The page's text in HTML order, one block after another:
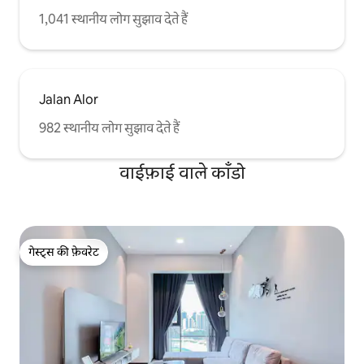
1,041 स्थानीय लोग सुझाव देते हैं
Jalan Alor
982 स्थानीय लोग सुझाव देते हैं
वाईफ़ाई वाले काँडो
गेस्ट्स की फ़ेवरेट
गेस्ट्स की फ़ेवरेट